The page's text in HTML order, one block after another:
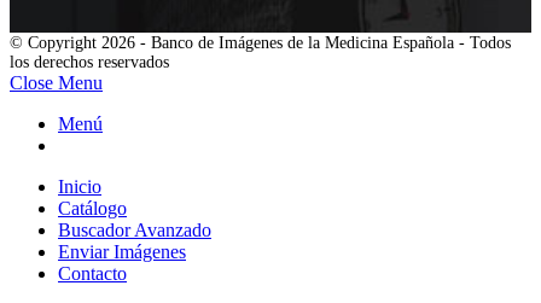
© Copyright 2026 - Banco de Imágenes de la Medicina Española - Todos
los derechos reservados
Close Menu
Menú
Inicio
Catálogo
Buscador Avanzado
Enviar Imágenes
Contacto